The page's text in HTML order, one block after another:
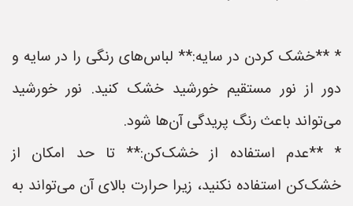
* **خشک کردن در سایه:** لباس‌های رنگی را در سایه و
دور از نور مستقیم خورشید خشک کنید. نور خورشید
می‌تواند باعث رنگ پریدگی آن‌ها شود.
* **عدم استفاده از خشک‌کن:** تا حد امکان از
خشک‌کن استفاده نکنید، زیرا حرارت بالای آن می‌تواند به